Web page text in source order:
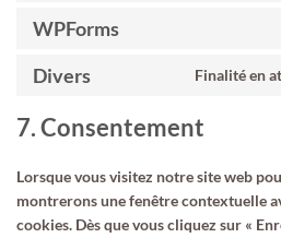
WPForms
Divers Finalité en
7. Consentement
Lorsque vous visitez notre site web
montrerons une fenêtre contextuelle
cookies. Dès que vous cliquez sur «